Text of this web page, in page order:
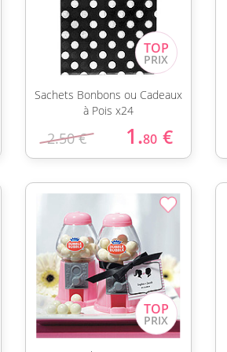
Sachets Bonbons ou Cadeaux
à Pois x24
2.50 € 1.80 €